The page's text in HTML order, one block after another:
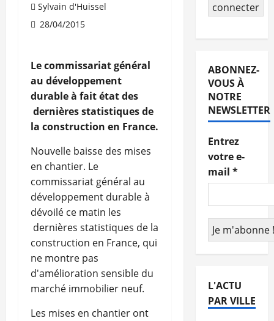
Sylvain d'Huissel
28/04/2015
Le commissariat général
au développement
durable à fait état des
dernières statistiques de
la construction en France.
Nouvelle baisse des mises
en chantier. Le
commissariat général au
développement durable à
dévoilé ce matin les
dernières statistiques de la
construction en France, qui
ne montre pas
d'amélioration sensible du
marché immobilier neuf.
Les mises en chantier ont
connecter
ABONNEZ-
VOUS À
NOTRE
NEWSLETTER
Entrez
votre e-
mail *
L'ACTU
PAR VILLE